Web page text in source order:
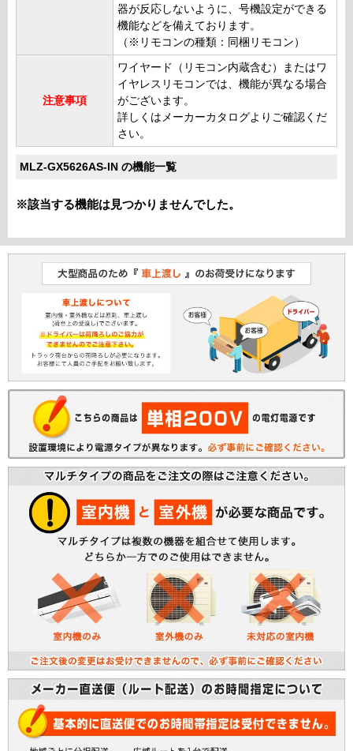
器が反応しないように、号機設定ができる
機能などを備えております。
（※リモコンの種類：同梱リモコン）
注意事項
ワイヤード（リモコン内蔵含む）またはワ
イヤレスリモコンでは、機能が異なる場合
がございます。
詳しくはメーカーカタログよりご確認くだ
さい。
MLZ-GX5626AS-IN の機能一覧
※該当する機能は見つかりませんでした。